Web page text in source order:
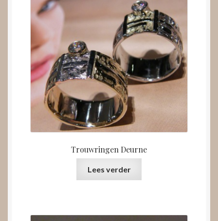
Trouwringen Deurne
Lees verder